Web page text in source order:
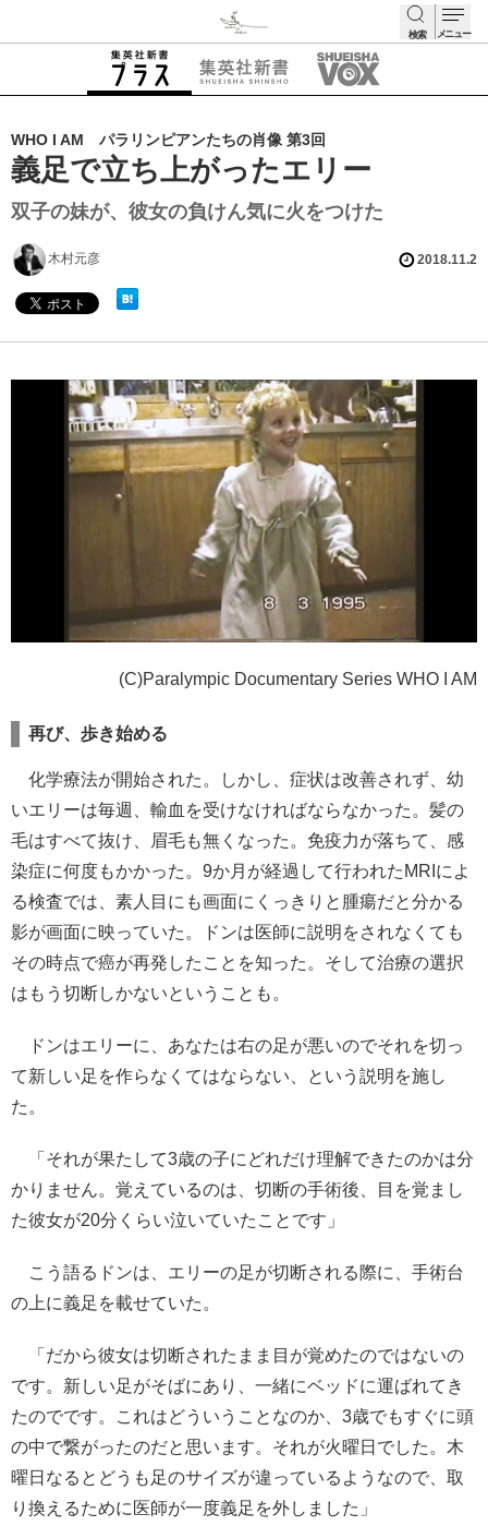
検索 メニュー
WHO I AM パラリンピアンたちの肖像 第3回
義足で立ち上がったエリー
双子の妹が、彼女の負けん気に火をつけた
木村元彦 2018.11.2
(C)Paralympic Documentary Series WHO I AM
再び、歩き始める
化学療法が開始された。しかし、症状は改善されず、幼
いエリーは毎週、輸血を受けなければならなかった。髪の
毛はすべて抜け、眉毛も無くなった。免疫力が落ちて、感
染症に何度もかかった。9か月が経過して行われたMRIによ
る検査では、素人目にも画面にくっきりと腫瘍だと分かる
影が画面に映っていた。ドンは医師に説明をされなくても
その時点で癌が再発したことを知った。そして治療の選択
はもう切断しかないということも。
ドンはエリーに、あなたは右の足が悪いのでそれを切っ
て新しい足を作らなくてはならない、という説明を施し
た。
「それが果たして3歳の子にどれだけ理解できたのかは分
かりません。覚えているのは、切断の手術後、目を覚まし
た彼女が20分くらい泣いていたことです」
こう語るドンは、エリーの足が切断される際に、手術台
の上に義足を載せていた。
「だから彼女は切断されたまま目が覚めたのではないの
です。新しい足がそばにあり、一緒にベッドに運ばれてき
たのでです。これはどういうことなのか、3歳でもすぐに頭
の中で繋がったのだと思います。それが火曜日でした。木
曜日なるとどうも足のサイズが違っているようなので、取
り換えるために医師が一度義足を外しました」